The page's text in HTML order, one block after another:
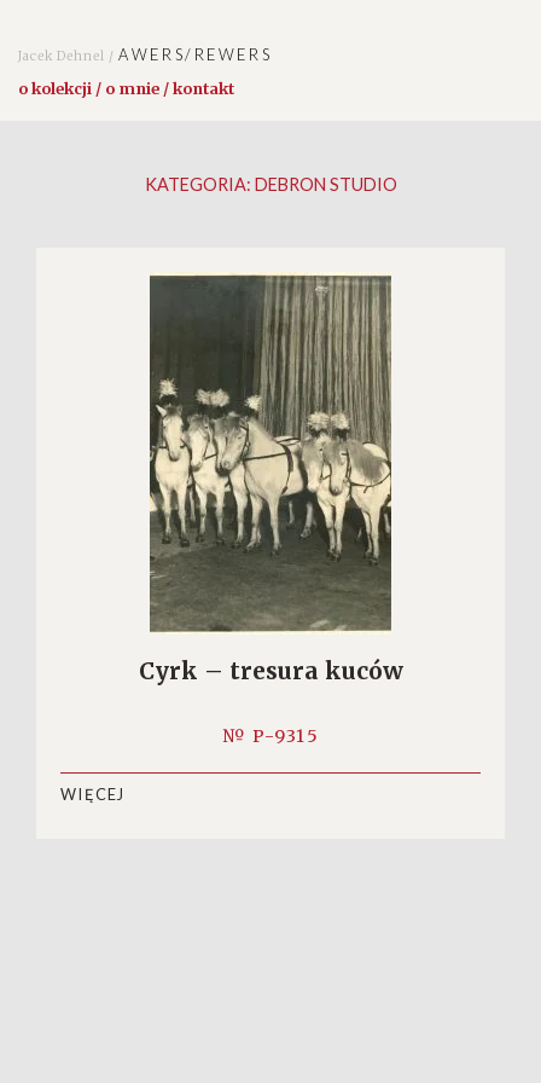
Jacek Dehnel /AWERS/REWERS
o kolekcji / o mnie / kontakt
KATEGORIA: DEBRON STUDIO
Cyrk – tresura kuców
№ P-9315
WIĘCEJ